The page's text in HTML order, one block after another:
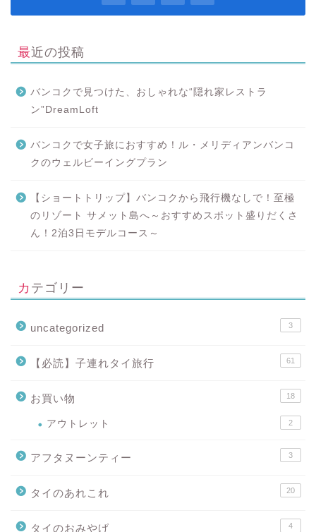
最近の投稿
バンコクで見つけた、おしゃれな“隠れ家レストラ
ン”DreamLoft
バンコクで女子旅におすすめ！ル・メリディアンバンコ
クのウェルビーイングプラン
【ショートトリップ】バンコクから飛行機なしで！至極
のリゾート サメット島へ～おすすめスポット盛りだくさ
ん！2泊3日モデルコース～
カテゴリー
uncategorized 3
【必読】子連れタイ旅行 61
お買い物 18
アウトレット 2
アフタヌーンティー 3
タイのあれこれ 20
タイのおみやげ 4